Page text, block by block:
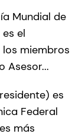
Mundial de
el
miembros
Asesor...
es
Federal
más